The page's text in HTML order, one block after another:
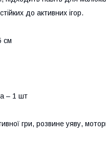
до активних ігор.
см
– 1 шт
гри, розвине уяву,